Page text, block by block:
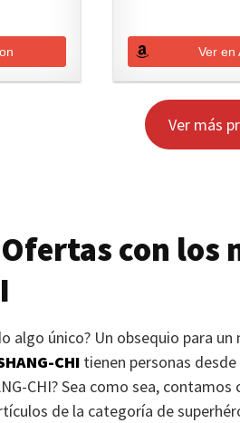
Ver en
Ver más
con los
algo único? Un obsequio para
CHI tienen personas
CHI? Sea como sea,
de la categoría de